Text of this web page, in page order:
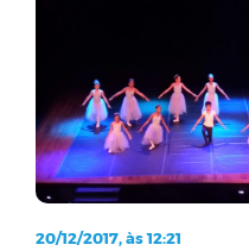
20/12/2017, às 12:21